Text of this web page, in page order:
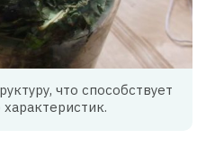
что способствует